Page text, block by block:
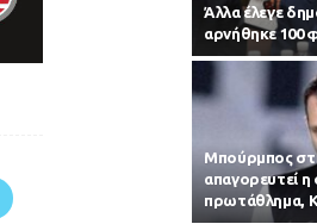
Άλλα έλεγε
αρνήθηκε 100
Μπούρμπος
απαγορευτεί
πρωτάθλημα,